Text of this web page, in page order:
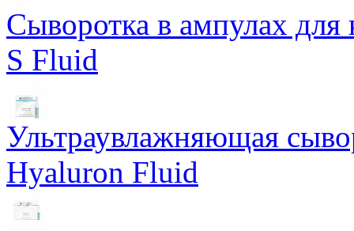
Сыворотка в ампулах для
S Fluid
Ультраувлажняющая
Hyaluron Fluid